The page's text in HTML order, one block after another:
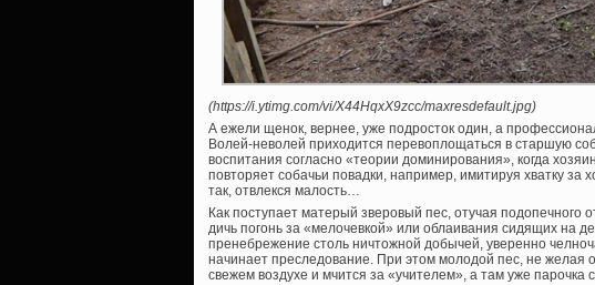
(https://i.ytimg.com/vi/X44HqxX9zcc/maxresdefault.jpg)
А ежели щенок, вернее, уже подросток один, а
Волей-неволей приходится перевоплощаться в старшую
воспитания согласно «теории доминирования», когда
повторяет собачьи повадки, например, имитируя хватку за
так, отвлекся малость…
Как поступает матерый зверовый пес, отучая
дичь погонь за «мелочевкой» или облаивания сидящих на
пренебрежение столь ничтожной добычей, уверенно
начинает преследование. При этом молодой пес, не желая
свежем воздухе и мчится за «учителем», а там уже парочка